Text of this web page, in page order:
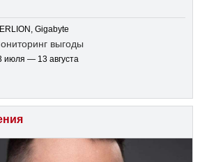
Gigabyte
выгоды
июля — 13 августа